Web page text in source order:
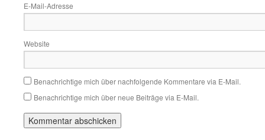
E-Mail-Adresse
Website
Benachrichtige mich über nachfolgende Kommentare via E-Mail.
Benachrichtige mich über neue Beiträge via E-Mail.